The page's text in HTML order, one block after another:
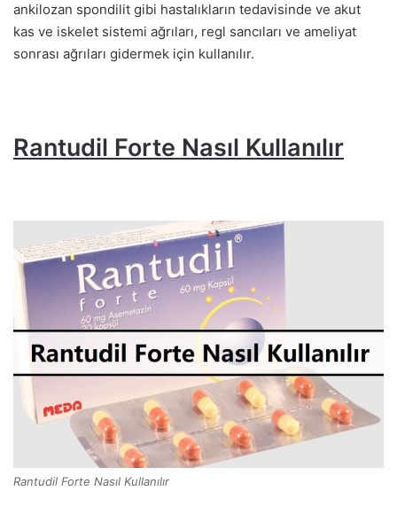
ankilozan spondilit gibi hastalıkların tedavisinde ve akut
kas ve iskelet sistemi ağrıları, regl sancıları ve ameliyat
sonrası ağrıları gidermek için kullanılır.
Rantudil Forte Nasıl Kullanılır
Rantudil Forte Nasıl Kullanılır